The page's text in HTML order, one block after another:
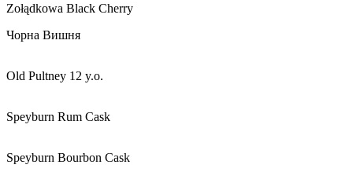
Zołądkowa Black Cherry
Чорна Вишня
Old Pultney 12 y.o.
Speyburn Rum Cask
Speyburn Bourbon Cask